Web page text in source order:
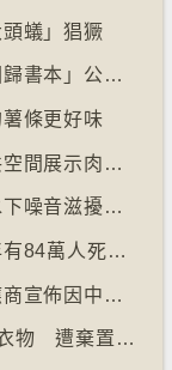
蟻」猖獗
【十萬八千里】瑞典提出「從螢幕回歸書本」公帑購買實體書
條更好味
【十萬八千里】阿姆斯特丹禁止公共空間展示肉類和化石燃料廣告已促進碳中和
【十萬八千里】北極獨角鯨數量因水下噪音滋擾而減少
【十萬八千里】聯合國報告指出每年有84萬人死於工作情況欠佳
【十萬八千里】全球最大避孕套供應商宣佈因中東戰事漲價
【十萬八千里】每年逾3萬噸進口舊衣物 遭棄置於智利北部沙漠